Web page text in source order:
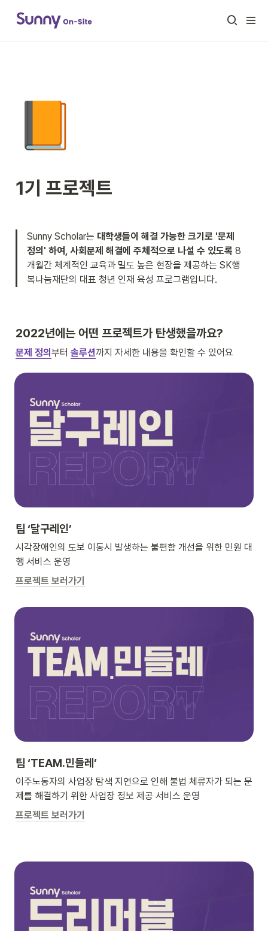
1기 프로젝트
Sunny Scholar는 대학생들이 해결 가능한 크기로 '문제
정의' 하여, 사회문제 해결에 주체적으로 나설 수 있도록 8
개월간 체계적인 교육과 밀도 높은 현장을 제공하는 SK행
복나눔재단의 대표 청년 인재 육성 프로그램입니다.
2022년에는 어떤 프로젝트가 탄생했을까요?
문제 정의 부터 솔루션까지 자세한 내용을 확인할 수 있어요
팀 ‘달구레인’
시각장애인의 도보 이동시 발생하는 불편함 개선을 위한 민원 대
행 서비스 운영
프로젝트 보러가기
팀 ‘TEAM.민들레’
이주노동자의 사업장 탐색 지연으로 인해 불법 체류자가 되는 문
제를 해결하기 위한 사업장 정보 제공 서비스 운영
프로젝트 보러가기